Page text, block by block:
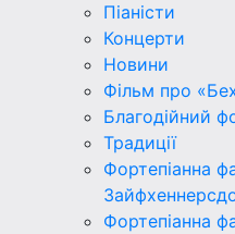
Піаністи
Концерти
Новини
Фільм про
Благодійний
Традиції
Фортепіанна
Фортепіанна